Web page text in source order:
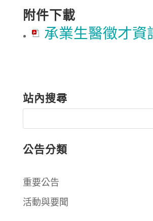
附件下載
承業生醫徵才資
站內搜尋
公告分類
重要公告
活動與要聞